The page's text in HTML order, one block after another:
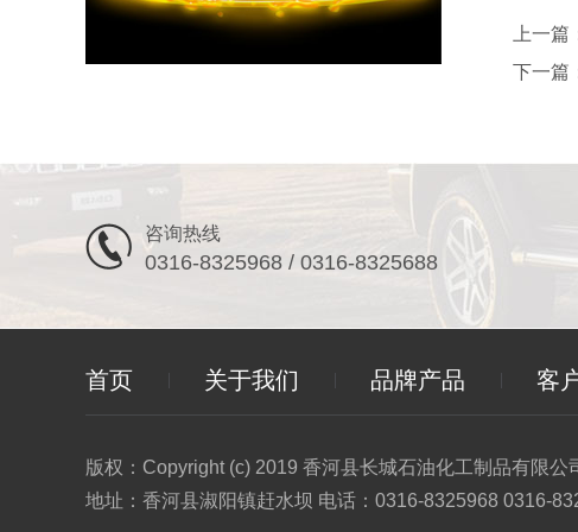
上一篇
下一篇
咨询热线
0316-8325968 / 0316-8325688
首页 关于我们 品牌产品 客
版权：Copyright (c) 2019 香河县长城石油化工制品有限公
地址：香河县淑阳镇赶水坝 电话：0316-8325968 0316-